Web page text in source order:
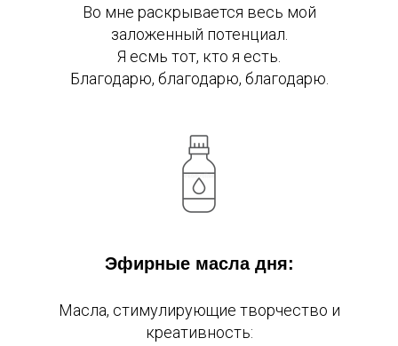
Во мне раскрывается весь мой
заложенный потенциал.
Я есмь тот, кто я есть.
Благодарю, благодарю, благодарю.
Эфирные масла дня:
Масла, стимулирующие творчество и
креативность: